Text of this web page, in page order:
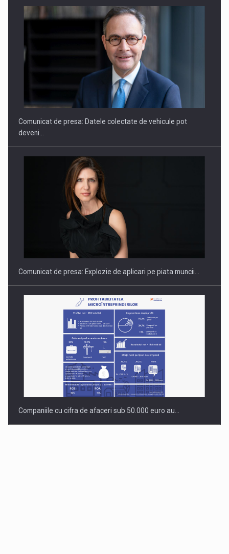
ROOTED IN ROMANIA, BUILT TO DELIVER TECHNOLOGY FOR
PUTTING ROMANIAN CORPORATE COMPANIES ON THE
INTERNATIONAL BUSINESS SCENE
Comunicat de presa: Datele colectate de vehicule pot
deveni…
Comunicat de presa: Explozie de aplicari pe piata muncii…
Companiile cu cifra de afaceri sub 50.000 euro au…